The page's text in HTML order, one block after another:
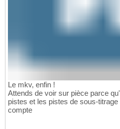
Le mkv, enfin !
Attends de voir sur pièce parce
pistes et les pistes de sous-
compte